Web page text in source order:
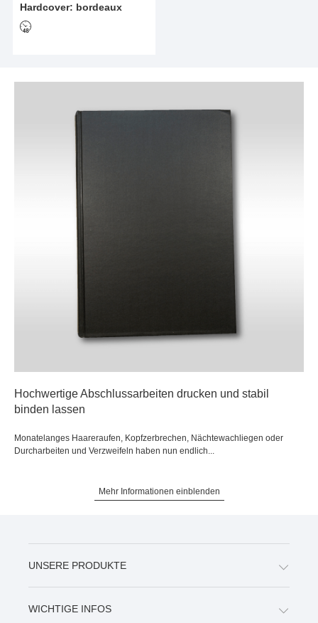
Hardcover: bordeaux
Hochwertige Abschlussarbeiten drucken und stabil
binden lassen
Monatelanges Haareraufen, Kopfzerbrechen, Nächtewachliegen oder
Durcharbeiten und Verzweifeln haben nun endlich...
Mehr Informationen einblenden
UNSERE PRODUKTE
WICHTIGE INFOS